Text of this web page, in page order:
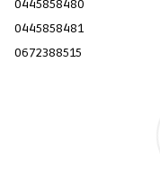
0445858480
0445858481
0672388515